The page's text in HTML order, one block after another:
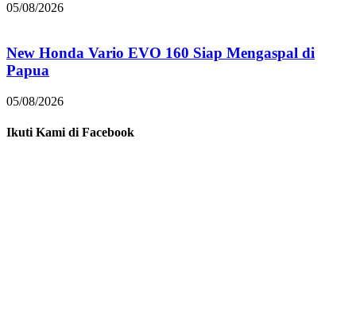
05/08/2026
New Honda Vario EVO 160 Siap Mengaspal di
Papua
05/08/2026
Ikuti Kami di Facebook